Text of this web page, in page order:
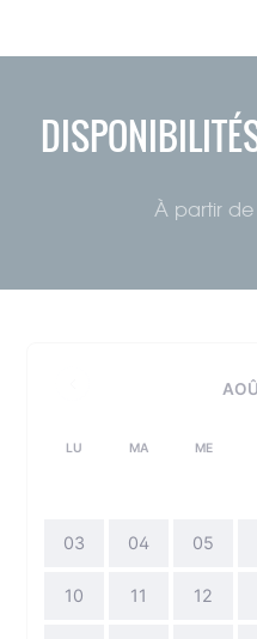
À partir de
LU MA ME
03 04 05
10 11 12